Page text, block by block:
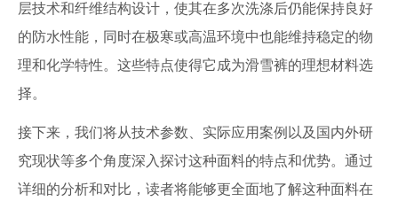
层技术和纤维结构设计，使其在多次洗涤后仍能保持良好
的防水性能，同时在极寒或高温环境中也能维持稳定的物
理和化学特性。这些特点使得它成为滑雪裤的理想材料选
择。
接下来，我们将从技术参数、实际应用案例以及国内外研
究现状等多个角度深入探讨这种面料的特点和优势。通过
详细的分析和对比，读者将能够更全面地了解这种面料在